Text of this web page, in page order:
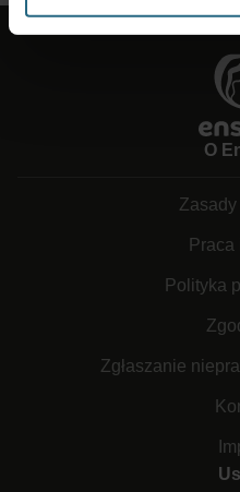
O
Praca
Polityka
Zgłaszanie